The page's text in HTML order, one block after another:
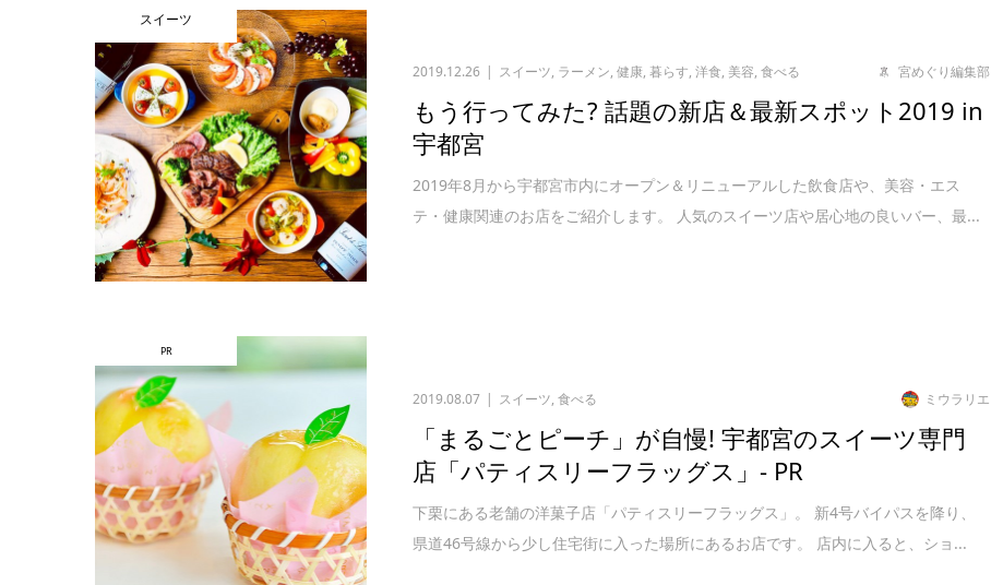
スイーツ
2019.12.26 スイーツ, ラーメン,健康,暮らす,洋食, 美容,食べる 宮めぐり編集部
もう行ってみた? 話題の新店＆最新スポット2019 in
宇都宮
2019年8月から宇都宮市内にオープン＆リニューアルした飲食店や、美容・エス
テ・健康関連のお店をご紹介します。 人気のスイーツ店や居心地の良いバー、最...
PR
2019.08.07 スイーツ,食べる ミウラリエ
「まるごとピーチ」が自慢! 宇都宮のスイーツ専門
店「パティスリーフラッグス」- PR
下栗にある老舗の洋菓子店「パティスリーフラッグス」。 新4号バイパスを降り、
県道46号線から少し住宅街に入った場所にあるお店です。 店内に入ると、ショ...